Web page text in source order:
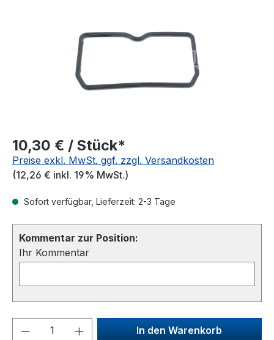
10,30 € / Stück*
Preise exkl. MwSt. ggf. zzgl. Versandkosten
(12,26 € inkl. 19% MwSt.)
Sofort verfügbar, Lieferzeit: 2-3 Tage
Kommentar zur Position:
Ihr Kommentar
Produkt Anzahl: Gib denIn den Warenkorb